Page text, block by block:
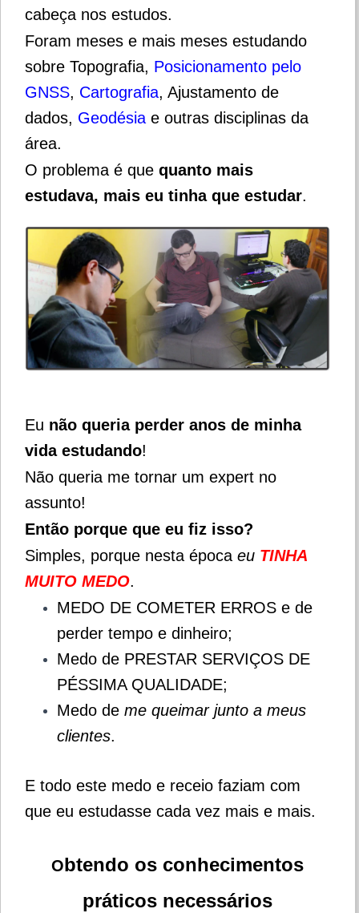
cabeça nos estudos.
Foram meses e mais meses estudando
sobre Topografia, Posicionamento pelo
GNSS, Cartografia, Ajustamento de
dados, Geodésia e outras disciplinas da
área.
O problema é que quanto mais
estudava, mais eu tinha que estudar.
Eu não queria perder anos de minha
vida estudando!
Não queria me tornar um expert no
assunto!
Então porque que eu fiz isso?
Simples, porque nesta época eu TINHA
MUITO MEDO.
MEDO DE COMETER ERROS e de
perder tempo e dinheiro;
Medo de PRESTAR SERVIÇOS DE
PÉSSIMA QUALIDADE;
Medo de me queimar junto a meus
clientes.
E todo este medo e receio faziam com
que eu estudasse cada vez mais e mais.
Obtendo os conhecimentos
práticos necessários